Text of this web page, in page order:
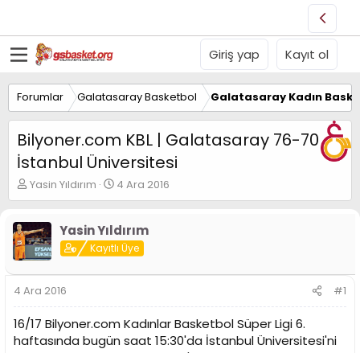
Giriş yap Kayıt ol
Forumlar Galatasaray Basketbol Galatasaray Kadın
Bilyoner.com KBL | Galatasaray 76-70
İstanbul Üniversitesi
K
o
u
y
u
B
a
ş
l
a
t
Yasin Yıldırım
B
a
l
a
n
g
a
r
4 Ara 2016
Yasin Yıldırım
Kayıtlı Üye
4 Ara 2016 #1
16/17 Bilyoner.com Kadınlar Basketbol Süper Ligi 6.
haftasında bugün saat 15:30'da İstanbul Üniversitesi'ni